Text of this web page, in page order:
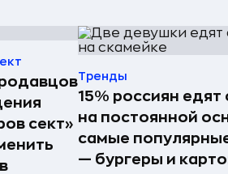
сект»
Тренды
15% россиян
на постоянной
самые
— бургеры и